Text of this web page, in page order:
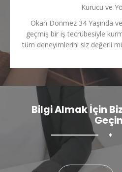
Kurucu ve
Okan Dönmez 34 Yaşında
geçmiş bir iş tecrübesiyle
tüm deneyimlerini siz değerli
Bilgi Almak İçin
♦